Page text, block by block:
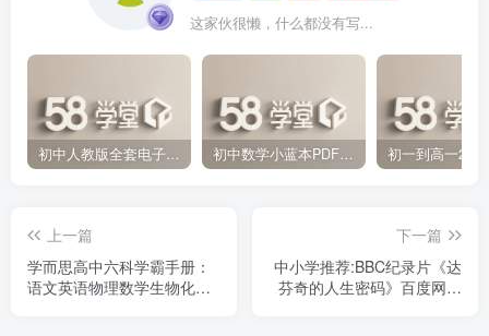
这家伙很懒，什么都没有写...
初中人教版全套电子课本 百度网盘分享下载 初中数学小蓝本PDF电子版（压缩打包）百度网盘分享下载
上一篇
学而思高中六科学霸手册：
语文英语物理数学生物化学
下一篇
中小学推荐:BBC纪录片《达
芬奇的人生密码》百度网盘